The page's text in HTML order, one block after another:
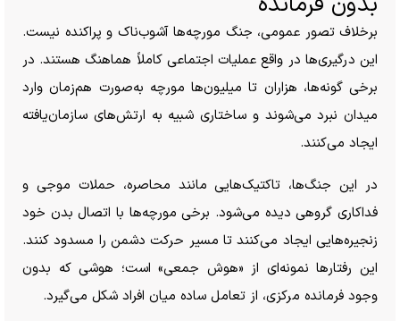
برخلاف تصور عمومی، جنگ مورچه‌ها آشوب‌ناک و پراکنده نیست.
این درگیری‌ها در واقع عملیات اجتماعی کاملاً هماهنگ هستند. در
برخی گونه‌ها، هزاران تا میلیون‌ها مورچه به‌صورت هم‌زمان وارد
میدان نبرد می‌شوند و ساختاری شبیه به ارتش‌های سازمان‌یافته
ایجاد می‌کنند.
در این جنگ‌ها، تاکتیک‌هایی مانند محاصره، حملات موجی و
فداکاری گروهی دیده می‌شود. برخی مورچه‌ها با اتصال بدن خود
زنجیره‌هایی ایجاد می‌کنند تا مسیر حرکت دشمن را مسدود کنند.
این رفتار‌ها نمونه‌ای از «هوش جمعی» است؛ هوشی که بدون
وجود فرمانده مرکزی، از تعامل ساده میان افراد شکل می‌گیرد.